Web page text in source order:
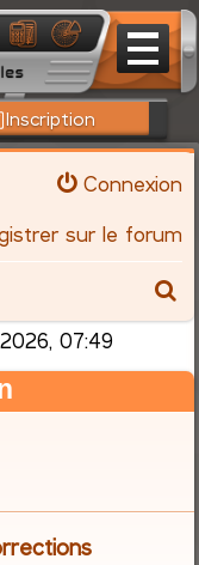
Inscription
Connexion
sur le forum
07:49